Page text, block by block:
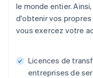
le monde entier.
d'obtenir vos
vous exercez votre
Licences de
entreprises de